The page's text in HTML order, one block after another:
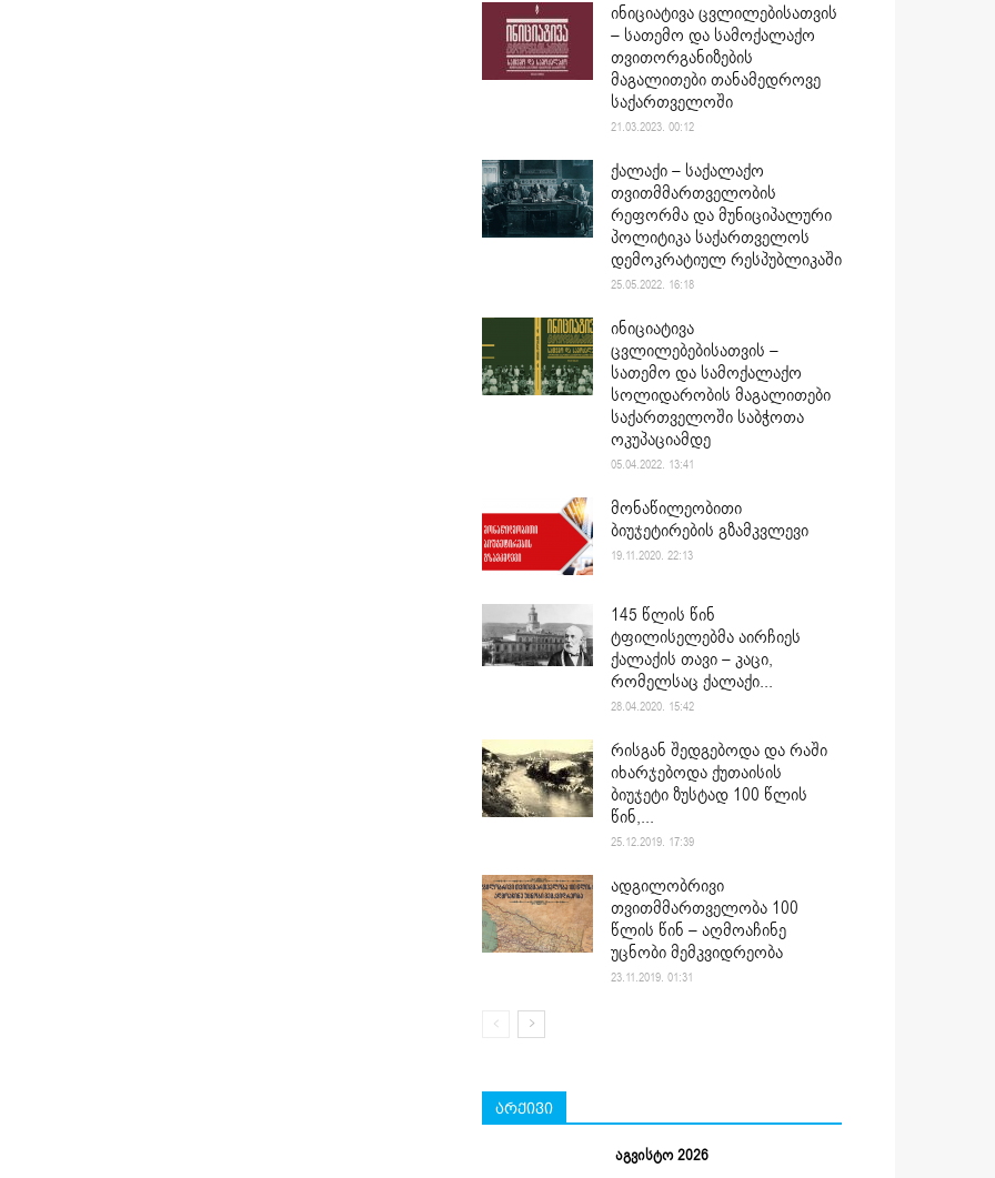
ინიციატივა ცვლილებისათვის
– სათემო და სამოქალაქო
თვითორგანიზების
მაგალითები თანამედროვე
საქართველოში
21.03.2023. 00:12
ქალაქი – საქალაქო
თვითმმართველობის
რეფორმა და მუნიციპალური
პოლიტიკა საქართველოს
დემოკრატიულ რესპუბლიკაში
25.05.2022. 16:18
ინიციატივა
ცვლილებებისათვის –
სათემო და სამოქალაქო
სოლიდარობის მაგალითები
საქართველოში საბჭოთა
ოკუპაციამდე
05.04.2022. 13:41
მონაწილეობითი
ბიუჯეტირების გზამკვლევი
19.11.2020. 22:13
145 წლის წინ
ტფილისელებმა აირჩიეს
ქალაქის თავი – კაცი,
რომელსაც ქალაქი...
28.04.2020. 15:42
რისგან შედგებოდა და რაში
იხარჯებოდა ქუთაისის
ბიუჯეტი ზუსტად 100 წლის
წინ,...
25.12.2019. 17:39
ადგილობრივი
თვითმმართველობა 100
წლის წინ – აღმოაჩინე
უცნობი მემკვიდრეობა
23.11.2019. 01:31
არქივი
აგვისტო 2026